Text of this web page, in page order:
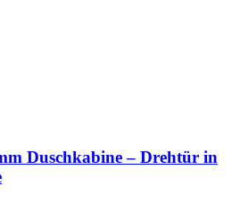
Duschkabine – Drehtür in